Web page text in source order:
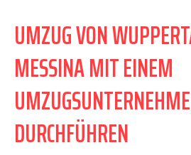
UMZUG VON
MESSINA MIT EINEM
DURCHFÜHREN